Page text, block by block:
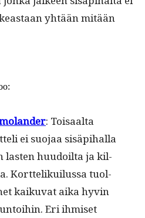
yhtään mitään
: Toisaal­ta
ei suo­jaa sisäpi­hal­la
las­ten huu­doil­ta ja kil­
Kort­te­likuilus­sa tuol­
kaiku­vat aika hyvin
Eri ihmiset